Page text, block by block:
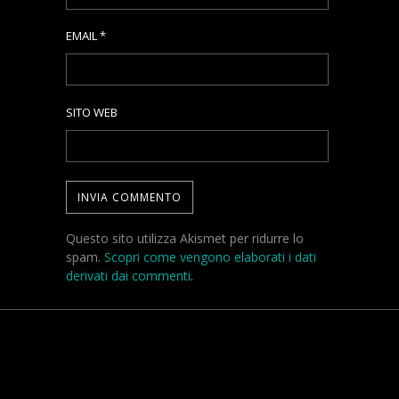
EMAIL*
SITO WEB
Questo sito utilizza Akismet per ridurre lo
spam. Scopri come vengono elaborati i dati
derivati dai commenti.